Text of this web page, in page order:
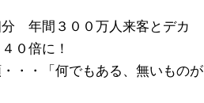
分 年間３００万人来客とデカ
０倍に！
・・「何でもある、無いものが